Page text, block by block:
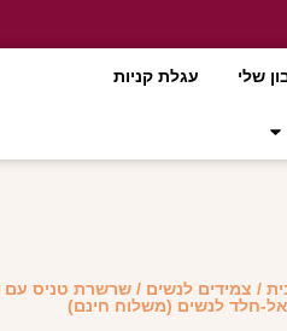
שלי עגלת קניות
/ צמידים לנשים / שרשרת טניס עם
חלד לנשים (משלוח חינם)